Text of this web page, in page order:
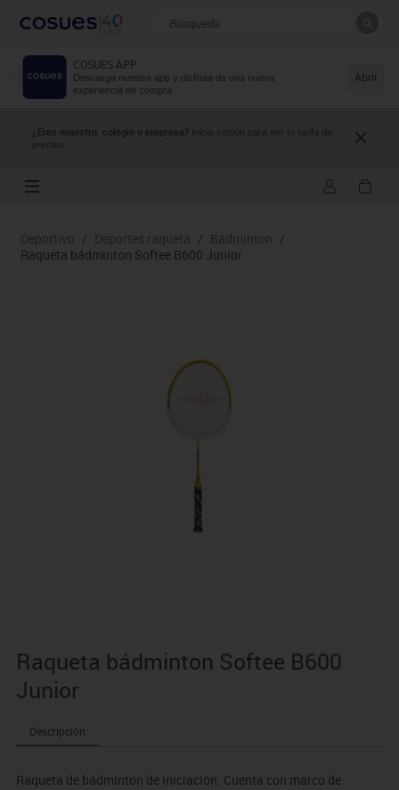
COSUES APP
Descarga nuestra app y disfruta de una nueva
experiencia de compra.
Abrir
¿Eres maestro, colegio o empresa? Inicia sesión para ver tu tarifa de
precios.
Resultados de la búsqueda
Deportivo / Deportes raqueta / Bádminton /
Raqueta bádminton Softee B600 Junior
Raqueta bádminton Softee B600
Junior
Descripción
Raqueta de bádminton de iniciación. Cuenta con marco de